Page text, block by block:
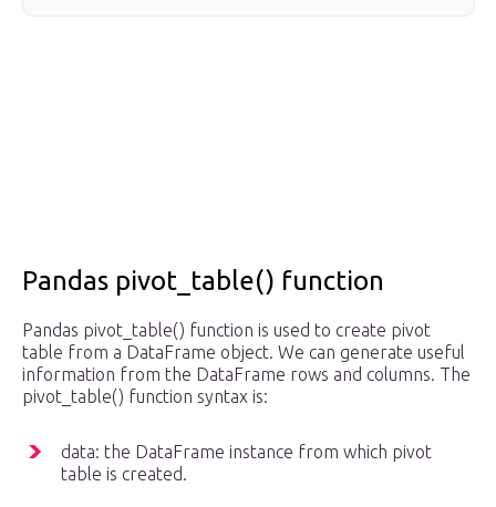
Pandas pivot_table() function
Pandas pivot_table() function is used to create pivot
table from a DataFrame object. We can generate useful
information from the DataFrame rows and columns. The
pivot_table() function syntax is:
data: the DataFrame instance from which pivot
table is created.